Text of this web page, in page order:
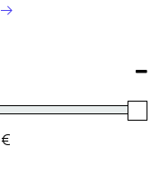
→
Price
Price
€